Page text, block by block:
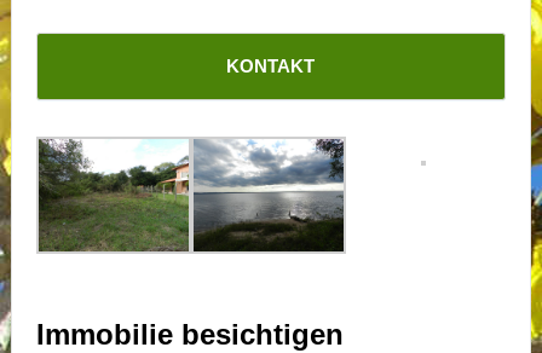
KONTAKT
Immobilie besichtigen